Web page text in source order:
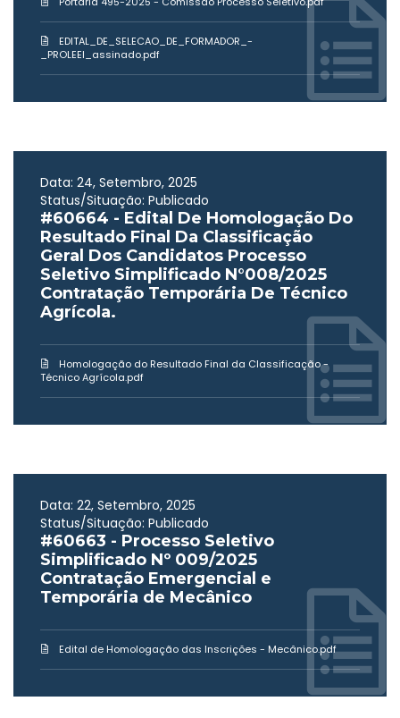
EDITAL_DE_SELECAO_DE_FORMADOR_-
_PROLEEI_assinado.pdf
Data: 24, Setembro, 2025
Status/Situação: Publicado
#60664 - Edital De Homologação Do
Resultado Final Da Classificação
Geral Dos Candidatos Processo
Seletivo Simplificado N°008/2025
Contratação Temporária De Técnico
Agrícola.
Homologação do Resultado Final da Classificação -
Técnico Agrícola.pdf
Data: 22, Setembro, 2025
Status/Situação: Publicado
#60663 - Processo Seletivo
Simplificado Nº 009/2025
Contratação Emergencial e
Temporária de Mecânico
Edital de Homologação das Inscrições - Mecânico.pdf